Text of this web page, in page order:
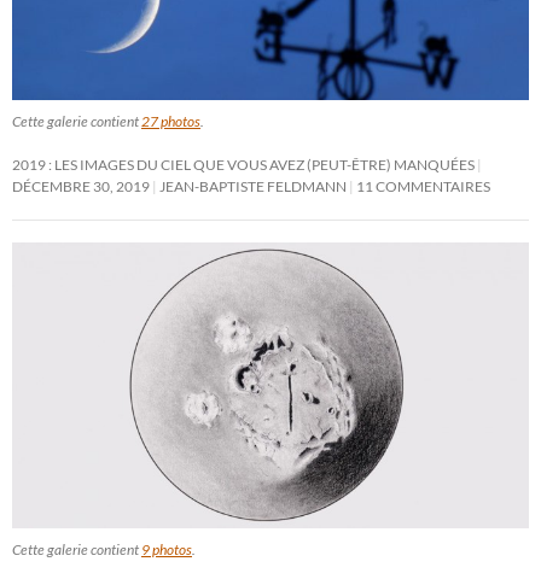
Cette galerie contient 27 photos
2019 : LES IMAGES DU CIEL QUE VOUS AVEZ (PEUT-ÊTRE) MANQUÉES
DÉCEMBRE 30, 2019
JEAN-BAPTISTE FELDMANN 11 COMMENTAIRES
Cette galerie contient 9 photos